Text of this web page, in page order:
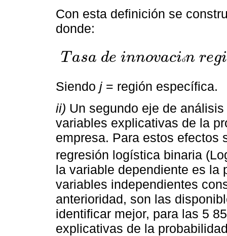
Con esta definición se
donde:
T asa de innovación regi
Ta a de inn ovació n r e gio nal j =((Σempresa e nc uest
Siendo j = región específica.
ii) Un segundo eje de
variables explicativas de la
empresa. Para estos efectos
regresión logística binaria
la variable dependiente es la
variables independientes
anterioridad, son las
identificar mejor, para las 5
explicativas de la